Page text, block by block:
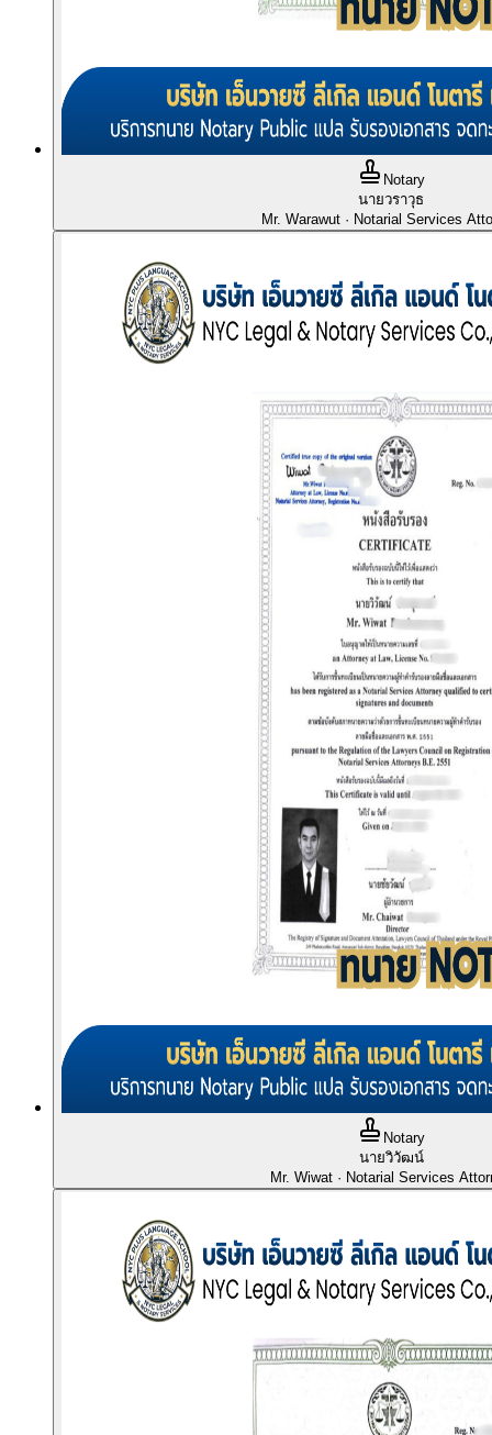
Notary
นายวราวุธ
Mr. Warawut · Notarial Services
Notary
นายวิวัฒน์
Mr. Wiwat· Notarial Services